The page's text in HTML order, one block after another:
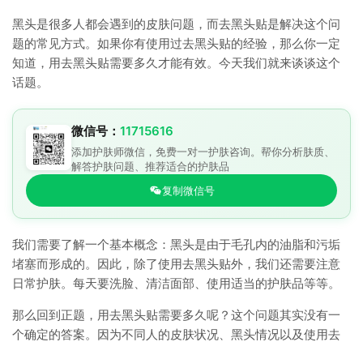
黑头是很多人都会遇到的皮肤问题，而去黑头贴是解决这个问
题的常见方式。如果你有使用过去黑头贴的经验，那么你一定
知道，用去黑头贴需要多久才能有效。今天我们就来谈谈这个
话题。
微信号： 11715616
添加护肤师微信，免费一对一护肤咨询。帮你分析肤质、
解答护肤问题、推荐适合的护肤品
复制微信号
我们需要了解一个基本概念：黑头是由于毛孔内的油脂和污垢
堵塞而形成的。因此，除了使用去黑头贴外，我们还需要注意
日常护肤。每天要洗脸、清洁面部、使用适当的护肤品等等。
那么回到正题，用去黑头贴需要多久呢？这个问题其实没有一
个确定的答案。因为不同人的皮肤状况、黑头情况以及使用去